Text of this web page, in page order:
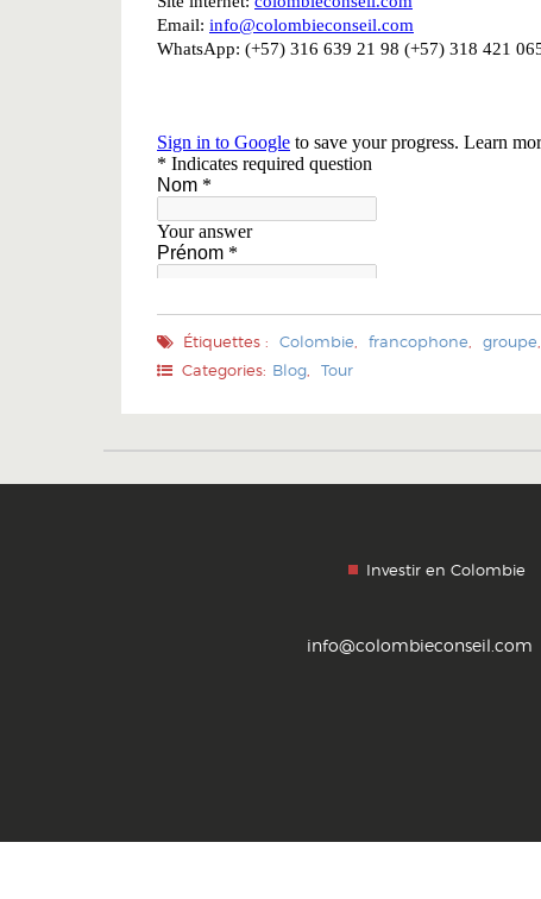
Étiquettes : Colombie francophone groupe
Categories: Blog Tour
Investir en Colombie
info@colombieconseil.com